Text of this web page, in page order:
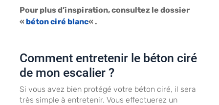
Pour plus d’inspiration, consultez le dossier
« béton ciré blanc« .
Comment entretenir le béton ciré
de mon escalier ?
Si vous avez bien protégé votre béton ciré, il sera
très simple à entretenir. Vous effectuerez un